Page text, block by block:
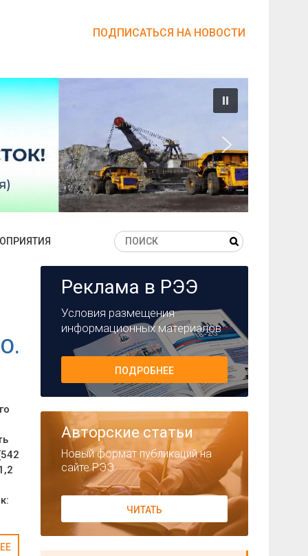
ПОДПИСАТЬСЯ НА НОВОСТИ
Реклама в РЭЭ
Условия размещения
информационных материалов
ПОДРОБНЕЕ
Авторские статьи
Новый формат публикаций на
сайте РЭЭ
ЧИТАТЬ